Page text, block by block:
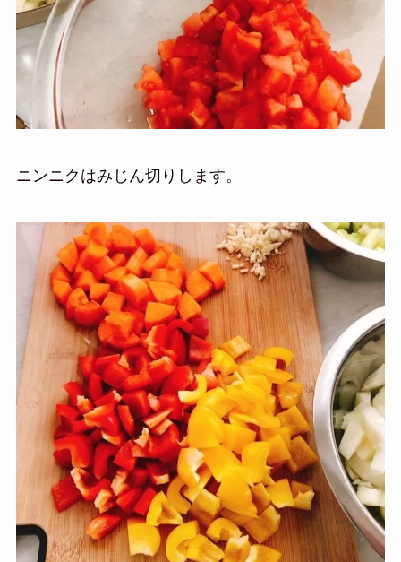
ニンニクはみじん切りします。